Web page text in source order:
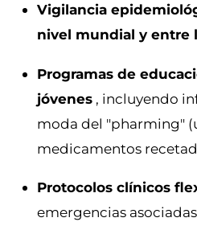
Vigilancia
nivel mundial y entre
Programas de
jóvenes , incluyendo
moda del "pharming"
medicamentos
Protocolos clínicos
emergencias